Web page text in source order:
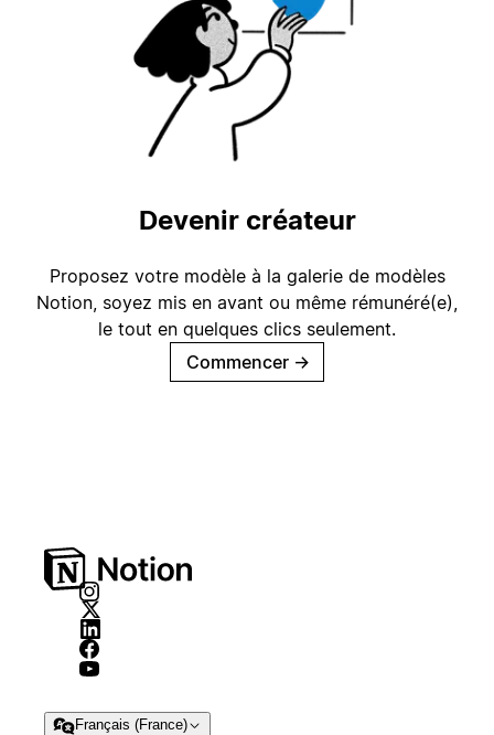
Devenir créateur
Proposez votre modèle à la galerie de modèles
Notion, soyez mis en avant ou même rémunéré(e),
le tout en quelques clics seulement.
Commencer →
Français (France)